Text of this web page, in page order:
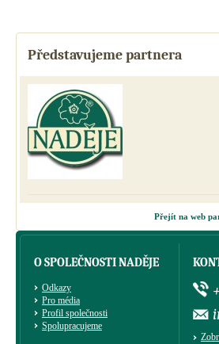
Představujeme partnera
Přejít na web
O SPOLEČNOSTI NADĚJE
Odkazy
Pro média
Profil společnosti
Spolupracujeme